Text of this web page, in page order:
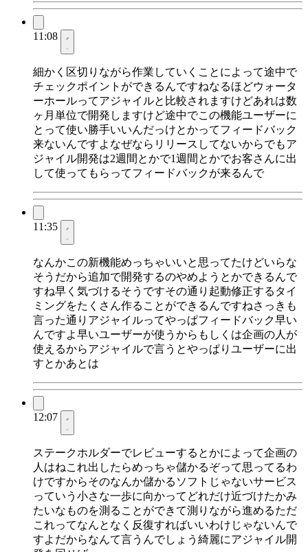
11:08
細かく区切りながら作業していくことによって途中で
チェックポイントができるんですねなるほどウォータ
ーホールってアジャイルと比較されますけどあれは数
ヶ月単位で開発しますけど途中でこの機能ユーザーに
とって使い勝手いいんだっけとかってフィードバック
来ないんですよなぜならリリースしてないからでもア
ジャイル開発は2週間とかで1週間とかでお客さんに出
して使ってもらってフィードバックが来るんで
11:35
なんかこの新機能めっちゃいいと思ってたけどいらな
そうだから追加で開発するのやめようとかできるんで
すね早く気づけるそうですその通り起動修正するタイ
ミングをたくさん作ることができるんですねさっきも
言った通りアジャイルってやっぱフィードバック早い
んですよ早いユーザーが使うからもしくは企画の人が
使えるからアジャイルで言うとやっぱりユーザーに出
すとかあとは
12:07
ステークホルダーでレビューするとかによって企画の
人はねこれ出したらめっちゃ儲かるぞって思ってるわ
けですからそのなんか儲かるソフトじゃないサービス
っていう小さな一歩に向かってどれだけ近づけたかみ
たいなものを測ることができて測りながら進めるただ
これってなんとなく反復すればいいわけじゃないんで
すよだからなんて言うんでしょう綺麗にアジャイル開